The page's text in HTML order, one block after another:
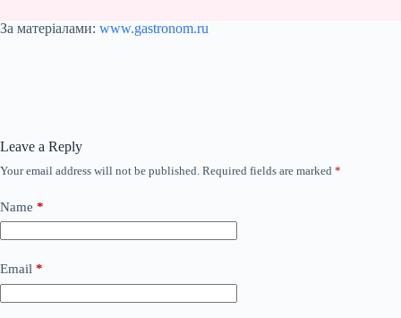
За матеріалами: www.gastronom.ru
Leave a Reply
Your email address will not be published. Required fields are marked *
Name *
Email *